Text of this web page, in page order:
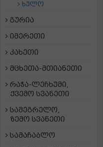
ხულო
გურია
იმერეთი
კახეთი
მცხეთა-მთიანეთი
რაჭა-ლეჩხუმი,
ქვემო სვანეთი
სამეგრელო,
ზემო სვანეთი
სამაჩაბლო